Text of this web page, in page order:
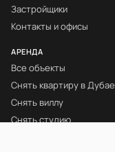
Застройщики
Контакты и офисы
АРЕНДА
Все объекты
Снять квартиру в Дубае
Снять виллу
Снять студию